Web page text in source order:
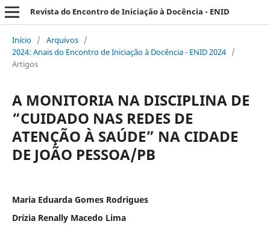
Revista do Encontro de Iniciação à Docência - ENID
Início / Arquivos /
2024: Anais do Encontro de Iniciação à Docência - ENID 2024 /
Artigos
A MONITORIA NA DISCIPLINA DE
“CUIDADO NAS REDES DE
ATENÇÃO À SAÚDE” NA CIDADE
DE JOÃO PESSOA/PB
Maria Eduarda Gomes Rodrigues
Drízia Renally Macedo Lima